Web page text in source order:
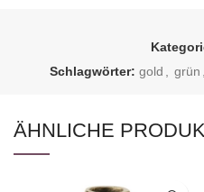
Schlagwörter: gold grün
ÄHNLICHE